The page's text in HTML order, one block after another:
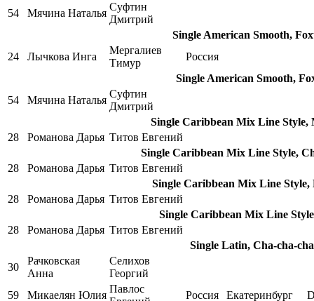
54
Мячина Наталья
Суфтин
Дмитрий
Single American Smooth,
24
Лычкова Инга
Мергалиев
Тимур
Россия
Single American Smooth,
54
Мячина Наталья
Суфтин
Дмитрий
Single Caribbean Mix Line Style,
28
Романова Дарья Титов Евгений
Single Caribbean Mix Line Style,
28
Романова Дарья Титов Евгений
Single Caribbean Mix Line Style,
28
Романова Дарья Титов Евгений
Single Caribbean Mix Line
28
Романова Дарья Титов Евгений
Single Latin, Cha-cha-
30
Рачковская
Анна
Селихов
Георгий
59
Микаелян Юлия
Павлос
Россия Екатеринбург